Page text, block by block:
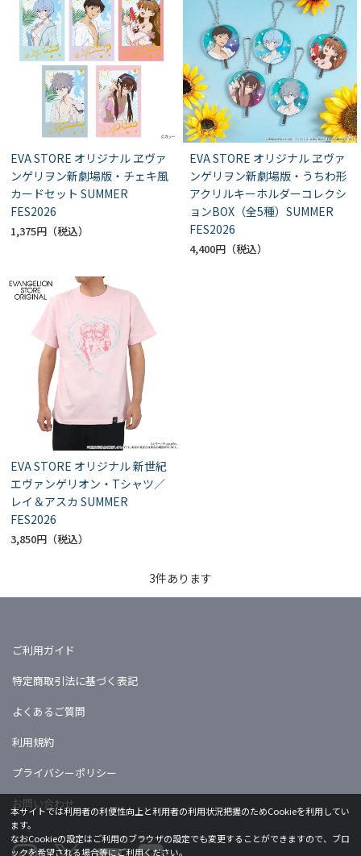
EVA STORE オリジナル ヱヴァ
ンゲリヲン新劇場版・チェキ風
カードセット SUMMER
FES2026
1,375円
EVA STORE オリジナル ヱヴァ
ンゲリヲン新劇場版・うちわ形
アクリルキーホルダーコレクシ
ョンBOX（全5種）SUMMER
FES2026
4,400円
EVA STORE オリジナル 新世紀
エヴァンゲリオン・Tシャツ／
レイ＆アスカ SUMMER
FES2026
3,850円
3件あります
ご利用ガイド
特定商取引法に基づく表記
よくあるご質問
利用規約
プライバシーポリシー
お問い合わせ
本サイトでは利用者の利便性向上と利用者の利用状況把握のためCookieを利用してい
ます。
なおCookieの設定はご利用のブラウザの設定でも変更することができますので、ブロ
ックを希望される場合等にご利用ください。